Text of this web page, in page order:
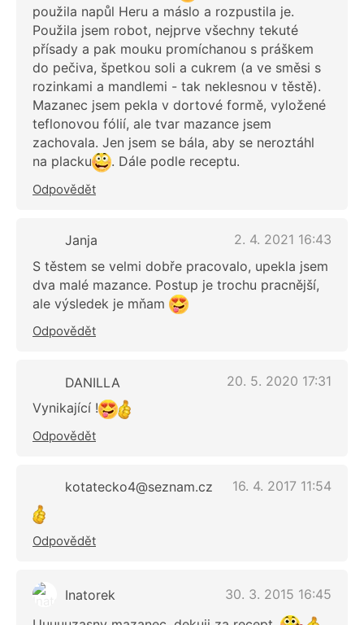
použila napůl Heru a máslo a rozpustila je.
Použila jsem robot, nejprve všechny tekuté
přísady a pak mouku promíchanou s práškem
do pečiva, špetkou soli a cukrem (a ve směsi s
rozinkami a mandlemi - tak neklesnou v těstě).
Mazanec jsem pekla v dortové formě, vyložené
teflonovou fólií, ale tvar mazance jsem
zachovala. Jen jsem se bála, aby se neroztáhl
na placku
. Dále podle receptu.
Odpovědět
Janja
2. 4. 2021 16:43
S těstem se velmi dobře pracovalo, upekla jsem
dva malé mazance. Postup je trochu pracnější,
ale výsledek je mňam
Odpovědět
DANILLA
20. 5. 2020 17:31
Vynikající !
Odpovědět
kotatecko4@seznam.cz 16. 4. 2017 11:54
Odpovědět
Inatorek
30. 3. 2015 16:45